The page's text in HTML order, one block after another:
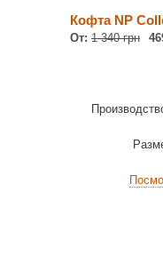
Кофта NP
От: 1 340 грн